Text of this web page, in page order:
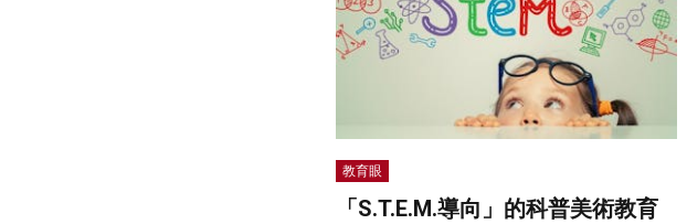
教育眼
「S.T.E.M.導向」的科普美術教育